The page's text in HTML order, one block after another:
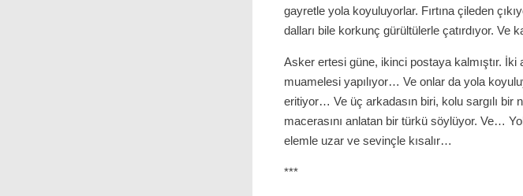
gayretle yola koyuluyorlar. Fırtına çileden
dalları bile korkunç gürültülerle çatırdıyor. Ve
Asker ertesi güne, ikinci postaya kalmıştır.
muamelesi yapılıyor… Ve onlar da yola
eritiyor… Ve üç arkadasın biri, kolu sargılı bir
macerasını anlatan bir türkü söylüyor. Ve…
elemle uzar ve sevinçle kısalır…
***